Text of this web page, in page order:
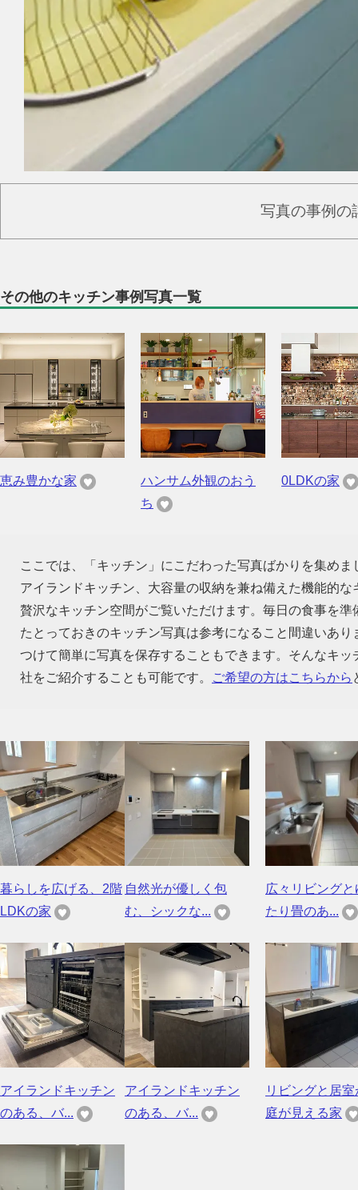
写真の事例の
その他のキッチン事例写真一覧
恵み豊かな家
ハンサム外観のおう
ち
0LDKの家
ここでは、「キッチン」にこだわった写真ばかりを集め
アイランドキッチン、大容量の収納を兼ね備えた機能的
贅沢なキッチン空間がご覧いただけます。毎日の食事を
たとっておきのキッチン写真は参考になること間違いあ
つけて簡単に写真を保存することもできます。そんなキ
社をご紹介することも可能です。
ご希望の方はこちらから
暮らしを広げる、2階
LDKの家
自然光が優しく包
む、シックな...
広々リビングと
たり畳のあ...
アイランドキッチン
のある、バ...
アイランドキッチン
のある、バ...
リビングと居室
庭が見える家